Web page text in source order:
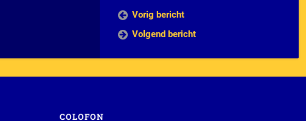
Vorig bericht
Volgend bericht
COLOFON